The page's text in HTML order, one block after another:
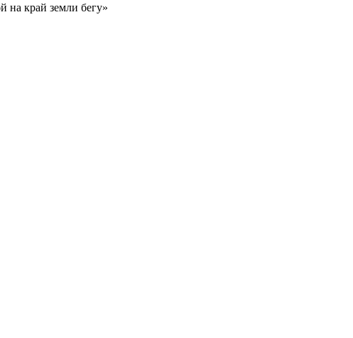
на край земли бегу»